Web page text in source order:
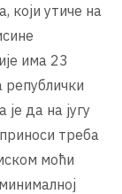
који утиче на
има 23
да на југу
треба
моћи